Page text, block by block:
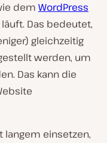
dem WordPress
Das bedeutet,
gleichzeitig
werden, um
Das kann die
langem einsetzen,